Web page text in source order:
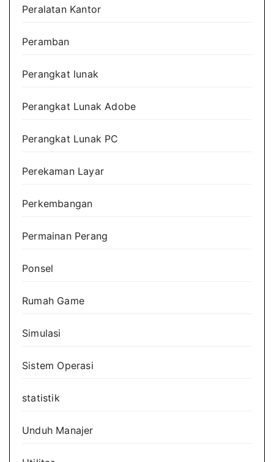
Peralatan Kantor
Peramban
Perangkat lunak
Perangkat Lunak Adobe
Perangkat Lunak PC
Perekaman Layar
Perkembangan
Permainan Perang
Ponsel
Rumah Game
Simulasi
Sistem Operasi
statistik
Unduh Manajer